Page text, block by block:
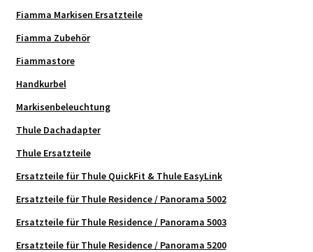
Fiamma Markisen Ersatzteile
Fiamma Zubehör
Fiammastore
Handkurbel
Markisenbeleuchtung
Thule Dachadapter
Thule Ersatzteile
Ersatzteile für Thule QuickFit & Thule EasyLink
Ersatzteile für Thule Residence / Panorama 5002
Ersatzteile für Thule Residence / Panorama 5003
Ersatzteile für Thule Residence / Panorama 5200